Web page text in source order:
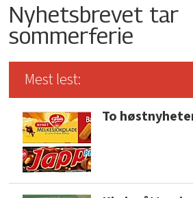
Nyhetsbrevet tar
sommerferie
Mest lest:
To